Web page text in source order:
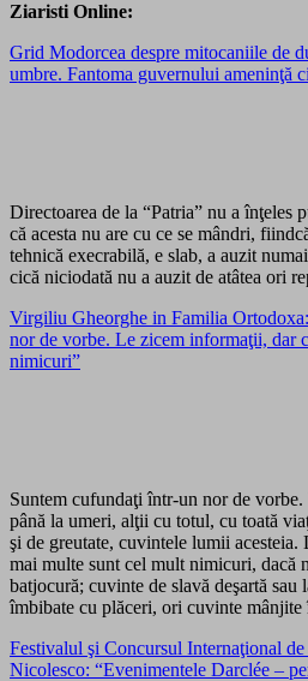
Ziaristi Online:
Grid Modorcea despre mitocaniile de
umbre. Fantoma guvernului ameninţă
Directoarea de la “Patria” nu a înţeles
că acesta nu are cu ce se mândri,
tehnică execrabilă, e slab, a auzit
cică niciodată nu a auzit de atâtea ori
Virgiliu Gheorghe in Familia
nor de vorbe. Le zicem informaţii, dar
nimicuri”
Suntem cufundaţi într-un nor de
până la umeri, alţii cu totul, cu toată
şi de greutate, cuvintele lumii
mai multe sunt cel mult nimicuri, dacă
batjocură; cuvinte de slavă deşartă
îmbibate cu plăceri, ori cuvinte
Festivalul şi Concursul Internaţional
Nicolesco: “Evenimentele Darclée –